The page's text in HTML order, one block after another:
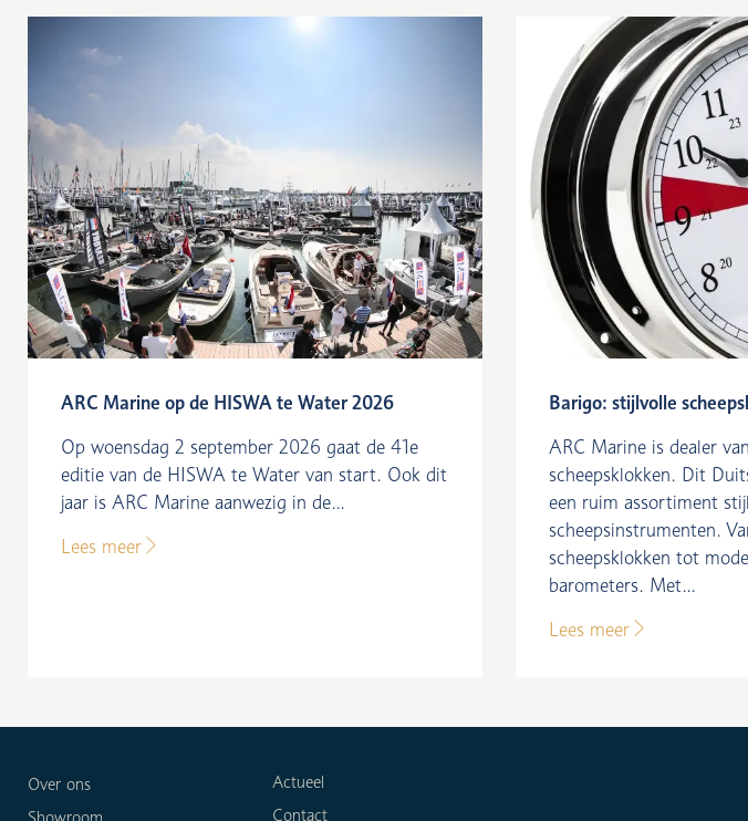
ARC Marine op de HISWA te Water 2026
Op woensdag 2 september 2026 gaat de 41e
editie van de HISWA te Water van start. Ook dit
jaar is ARC Marine aanwezig in de...
Lees meer
Barigo: stijlvolle
ARC Marine is dealer
scheepsklokken. Dit
een ruim assortiment
scheepsinstrumenten.
scheepsklokken tot
barometers. Met...
Lees meer
Over ons
Actueel
Contact